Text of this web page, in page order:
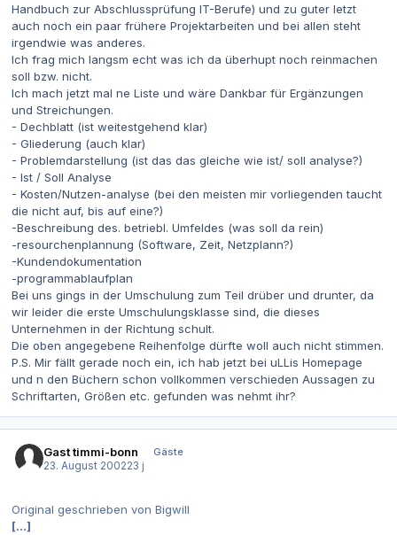
Handbuch zur Abschlussprüfung IT-Berufe) und zu guter letzt
auch noch ein paar frühere Projektarbeiten und bei allen steht
irgendwie was anderes.
Ich frag mich langsm echt was ich da überhupt noch reinmachen
soll bzw. nicht.
Ich mach jetzt mal ne Liste und wäre Dankbar für Ergänzungen
und Streichungen.
- Dechblatt (ist weitestgehend klar)
- Gliederung (auch klar)
- Problemdarstellung (ist das das gleiche wie ist/ soll analyse?)
- Ist / Soll Analyse
- Kosten/Nutzen-analyse (bei den meisten mir vorliegenden taucht
die nicht auf, bis auf eine?)
-Beschreibung des. betriebl. Umfeldes (was soll da rein)
-resourchenplannung (Software, Zeit, Netzplann?)
-Kundendokumentation
-programmablaufplan
Bei uns gings in der Umschulung zum Teil drüber und drunter, da
wir leider die erste Umschulungsklasse sind, die dieses
Unternehmen in der Richtung schult.
Die oben angegebene Reihenfolge dürfte woll auch nicht stimmen.
P.S. Mir fällt gerade noch ein, ich hab jetzt bei uLLis Homepage
und n den Büchern schon vollkommen verschieden Aussagen zu
Schriftarten, Größen etc. gefunden was nehmt ihr?
Gast timmi-bonn
Gäste
23. August 200223 j
Original geschrieben von Bigwill
[...]